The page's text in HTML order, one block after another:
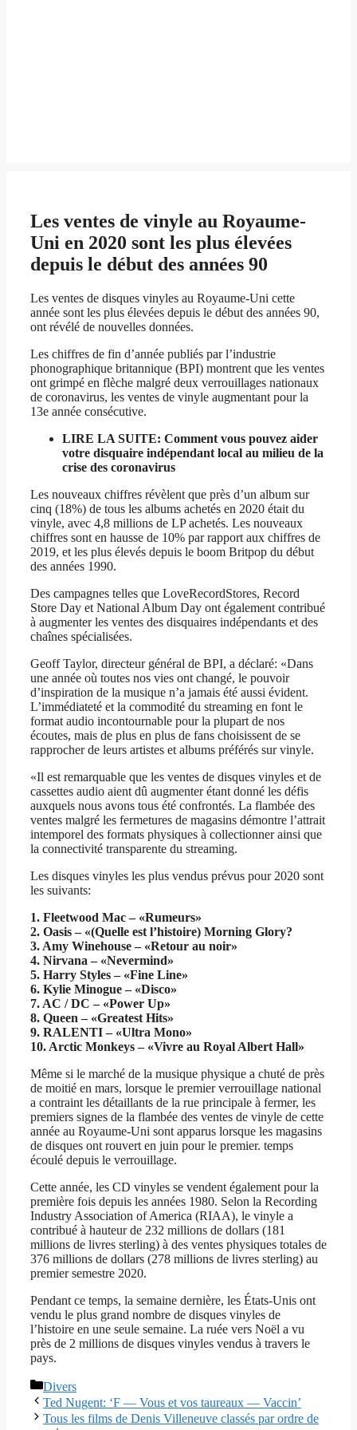
Les ventes de vinyle au Royaume-
Uni en 2020 sont les plus élevées
depuis le début des années 90
Les ventes de disques vinyles au Royaume-Uni cette
année sont les plus élevées depuis le début des années 90,
ont révélé de nouvelles données.
Les chiffres de fin d’année publiés par l’industrie
phonographique britannique (BPI) montrent que les ventes
ont grimpé en flèche malgré deux verrouillages nationaux
de coronavirus, les ventes de vinyle augmentant pour la
13e année consécutive.
LIRE LA SUITE: Comment vous pouvez aider
votre disquaire indépendant local au milieu de la
crise des coronavirus
Les nouveaux chiffres révèlent que près d’un album sur
cinq (18%) de tous les albums achetés en 2020 était du
vinyle, avec 4,8 millions de LP achetés. Les nouveaux
chiffres sont en hausse de 10% par rapport aux chiffres de
2019, et les plus élevés depuis le boom Britpop du début
des années 1990.
Des campagnes telles que LoveRecordStores, Record
Store Day et National Album Day ont également contribué
à augmenter les ventes des disquaires indépendants et des
chaînes spécialisées.
Geoff Taylor, directeur général de BPI, a déclaré: «Dans
une année où toutes nos vies ont changé, le pouvoir
d’inspiration de la musique n’a jamais été aussi évident.
L’immédiateté et la commodité du streaming en font le
format audio incontournable pour la plupart de nos
écoutes, mais de plus en plus de fans choisissent de se
rapprocher de leurs artistes et albums préférés sur vinyle.
«Il est remarquable que les ventes de disques vinyles et de
cassettes audio aient dû augmenter étant donné les défis
auxquels nous avons tous été confrontés. La flambée des
ventes malgré les fermetures de magasins démontre l’attrait
intemporel des formats physiques à collectionner ainsi que
la connectivité transparente du streaming.
Les disques vinyles les plus vendus prévus pour 2020 sont
les suivants:
1. Fleetwood Mac – «Rumeurs»
2. Oasis – «(Quelle est l’histoire) Morning Glory?
3. Amy Winehouse – «Retour au noir»
4. Nirvana – «Nevermind»
5. Harry Styles – «Fine Line»
6. Kylie Minogue – «Disco»
7. AC / DC – «Power Up»
8. Queen – «Greatest Hits»
9. RALENTI – «Ultra Mono»
10. Arctic Monkeys – «Vivre au Royal Albert Hall»
Même si le marché de la musique physique a chuté de près
de moitié en mars, lorsque le premier verrouillage national
a contraint les détaillants de la rue principale à fermer, les
premiers signes de la flambée des ventes de vinyle de cette
année au Royaume-Uni sont apparus lorsque les magasins
de disques ont rouvert en juin pour le premier. temps
écoulé depuis le verrouillage.
Cette année, les CD vinyles se vendent également pour la
première fois depuis les années 1980. Selon la Recording
Industry Association of America (RIAA), le vinyle a
contribué à hauteur de 232 millions de dollars (181
millions de livres sterling) à des ventes physiques totales de
376 millions de dollars (278 millions de livres sterling) au
premier semestre 2020.
Pendant ce temps, la semaine dernière, les États-Unis ont
vendu le plus grand nombre de disques vinyles de
l’histoire en une seule semaine. La ruée vers Noël a vu
près de 2 millions de disques vinyles vendus à travers le
pays.
Catégories
Divers
Ted Nugent: ‘F — Vous et vos taureaux — Vaccin’
Tous les films de Denis Villeneuve classés par ordre de